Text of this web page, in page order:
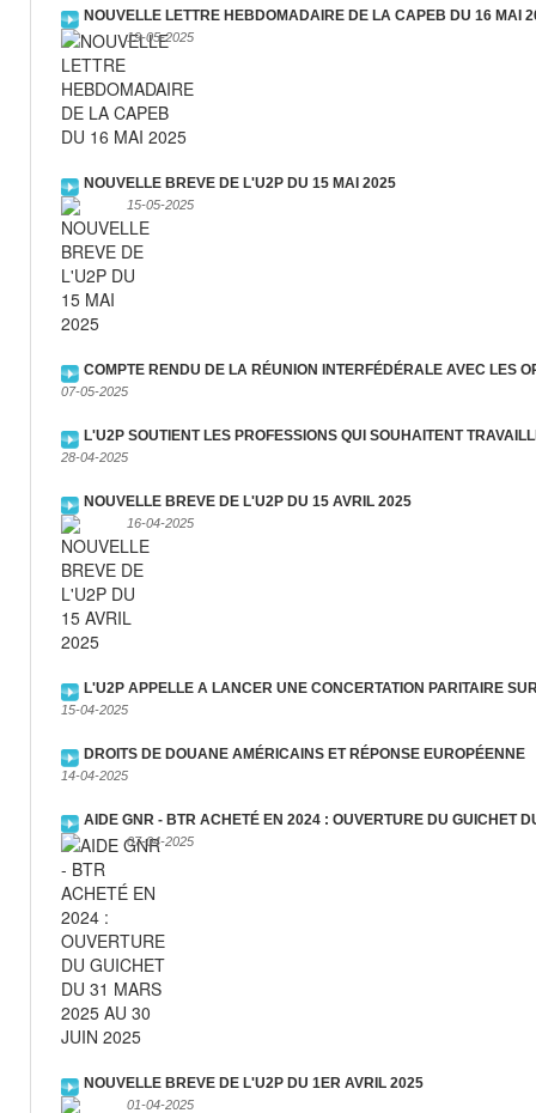
NOUVELLE LETTRE HEBDOMADAIRE DE LA CAPEB DU 16 MAI
19-05-2025
NOUVELLE BREVE DE L'U2P DU 15 MAI 2025
15-05-2025
COMPTE RENDU DE LA RÉUNION INTERFÉDÉRALE AVEC LES
07-05-2025
L'U2P SOUTIENT LES PROFESSIONS QUI SOUHAITENT
28-04-2025
NOUVELLE BREVE DE L'U2P DU 15 AVRIL 2025
16-04-2025
L'U2P APPELLE A LANCER UNE CONCERTATION PARITAIRE
15-04-2025
DROITS DE DOUANE AMÉRICAINS ET RÉPONSE EUROPÉENNE
14-04-2025
AIDE GNR - BTR ACHETÉ EN 2024 : OUVERTURE DU GUICHET
07-04-2025
NOUVELLE BREVE DE L'U2P DU 1ER AVRIL 2025
01-04-2025